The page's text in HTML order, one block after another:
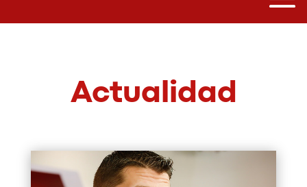
Actualidad